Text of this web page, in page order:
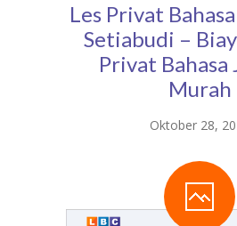
Les Privat
Setiabudi –
Privat Bahasa
Murah
Oktober 28,